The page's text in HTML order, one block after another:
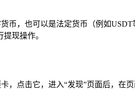
，也可以是法定货币（例如
现操作。
点击它，进入“发现”页面后，在